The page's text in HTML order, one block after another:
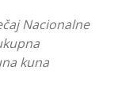
Nacionalne
kuna